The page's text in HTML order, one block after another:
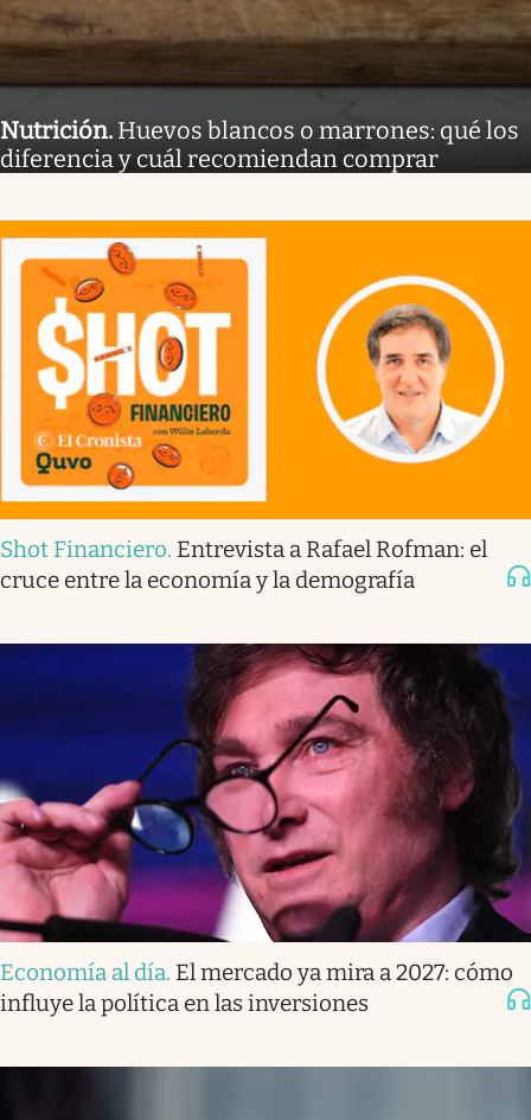
Nutrición. Huevos blancos o marrones: qué los
diferencia y cuál recomiendan comprar
Shot Financiero. Entrevista a Rafael Rofman: el
cruce entre la economía y la demografía
Economía al día. El mercado ya mira a 2027: cómo
influye la política en las inversiones